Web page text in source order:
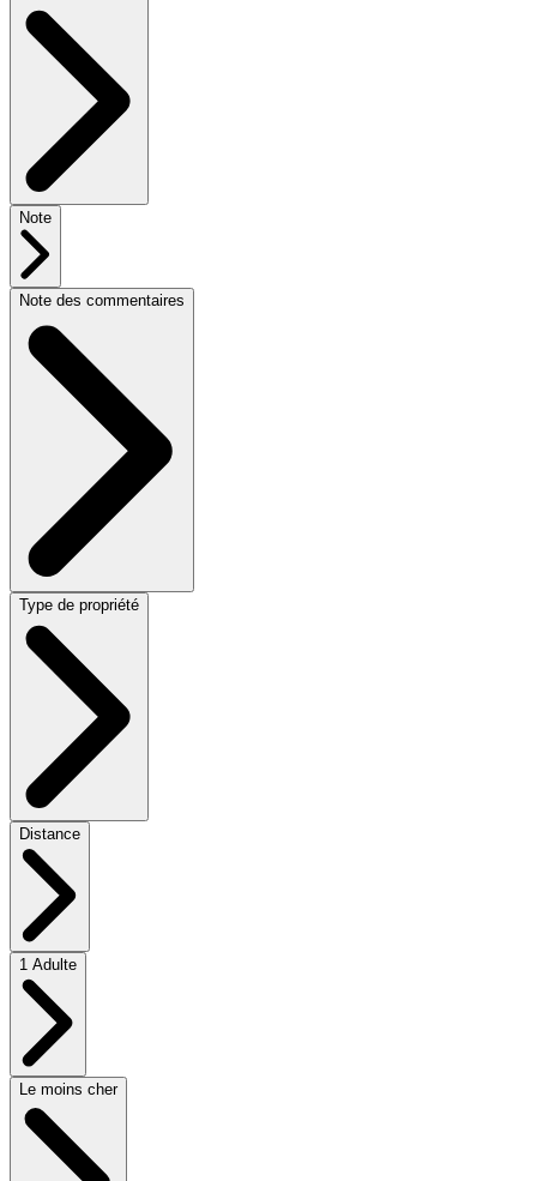
Note
Note des commentaires
Type de propriété
Distance
1 Adulte
Le moins cher